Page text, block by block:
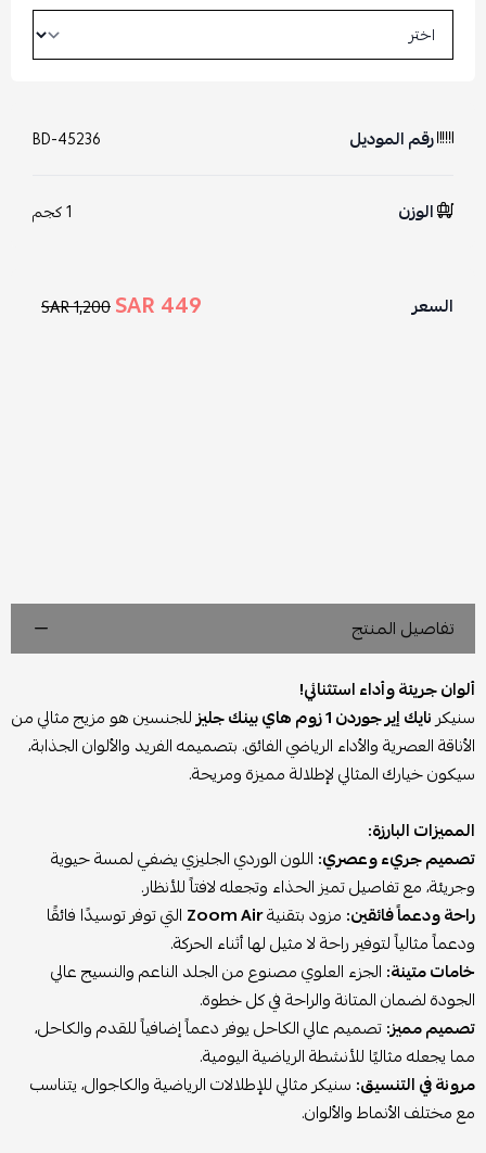
رقم الموديل BD-45236
الوزن 1 كجم
السعر 449 SAR
1,200 SAR
تفاصيل المنتج
ألوان جريئة وأداء استثنائي!
سنيكرنايك إير جوردن 1 زوم هاي بينك جليز
للجنسين هو مزيج مثالي من
الأناقة العصرية والأداء الرياضي الفائق. بتصميمه الفريد والألوان الجذابة،
سيكون خيارك المثالي لإطلالة مميزة ومريحة.
المميزات البارزة:
تصميم جريء وعصري: اللون الوردي الجليزي يضفي لمسة حيوية
وجريئة، مع تفاصيل تميز الحذاء وتجعله لافتاً للأنظار.
راحة ودعماً فائقين: مزود بتقنيةZoom Air التي توفر توسيدًا فائقًا
ودعماً مثالياً لتوفير راحة لا مثيل لها أثناء الحركة.
خامات متينة: الجزء العلوي مصنوع من الجلد الناعم والنسيج عالي
الجودة لضمان المتانة والراحة في كل خطوة.
تصميم مميز:تصميم عالي الكاحل يوفر دعماً إضافياً للقدم والكاحل،
مما يجعله مثاليًا للأنشطة الرياضية اليومية.
مرونة في التنسيق: سنيكر مثالي للإطلالات الرياضية والكاجوال، يتناسب
مع مختلف الأنماط والألوان.